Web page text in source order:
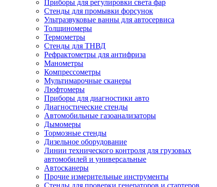
Приборы для регулировки света фар
Стенды для промывки форсунок
Ультразвуковые ванны для автосервиса
Толщиномеры
Термометры
Стенды для ТНВД
Рефрактометры для антифриза
Манометры
Компрессометры
Мультимарочные сканеры
Люфтомеры
Приборы для диагностики авто
Диагностические стенды
Автомобильные газоанализаторы
Дымомеры
Тормозные стенды
Дизельное оборудование
Линии технического контроля для грузовых
автомобилей и универсальные
Автосканеры
Прочие измерительные инструменты
Стенды для проверки генераторов и стартеров